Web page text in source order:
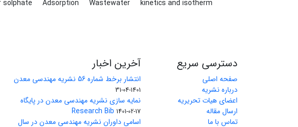
solphate Adsorption Wastewater kinetics and isotherm
دسترسی سریع
صفحه اصلی
درباره نشریه
اعضای هیات تحریریه
ارسال مقاله
تماس با ما
آخرین اخبار
انتشار برخط شماره 56 نشریه مهندسی معدن
1401-04-31
نمایه سازی نشریه مهندسی معدن در پایگاه
Research Bib 1401-02-17
اسامی داوران نشریه مهندسی معدن در سال